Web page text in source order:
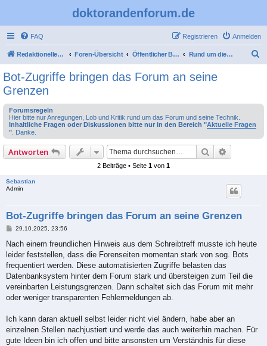
doktorandenforum.de
FAQ Anmelden
Registrieren
Redaktioneller Teil Foren-Übersicht Öffentlicher Bereich Rund um dieses Forum
Bot-Zugriffe bringen das Forum an seine
Grenzen
Forumsregeln
Hier bitte nur Anregungen, Lob und Kritik rund um das Forum und seine Technik.
Inhaltliche Fragen oder Diskussionen bitte nur in den Bereich "Aktuelle Fragen
" . Danke.
Antworten Suche
2 Beiträge • Seite 1 von 1
Sebastian
Admin
Bot-Zugriffe bringen das Forum an seine Grenzen
B
i
r
a
29.10.2025, 23:56
Nach einem freundlichen Hinweis aus dem Schreibtreff musste ich heute
leider feststellen, dass die Forenseiten momentan stark von sog. Bots
frequentiert werden. Diese automatisierten Zugriffe belasten das
Datenbanksystem hinter dem Forum stark und übersteigen zum Teil die
vereinbarten Leistungsgrenzen. Dann schaltet sich das Forum mit mehr
oder weniger transparenten Fehlermeldungen ab.
Ich kann daran aktuell selbst leider nicht viel ändern, habe aber an
einzelnen Stellen nachjustiert und werde das auch weiterhin machen. Für
gute Ideen bin ich offen und bitte ansonsten um Verständnis für diese